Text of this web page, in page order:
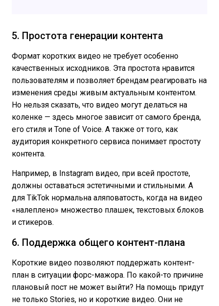
5. Простота генерации контента
Формат коротких видео не требует особенно
качественных исходников. Эта простота нравится
пользователям и позволяет брендам реагировать на
изменения среды живым актуальным контентом.
Но нельзя сказать, что видео могут делаться на
коленке — здесь многое зависит от самого бренда,
его стиля и Tone of Voice. А также от того, как
аудитория конкретного сервиса понимает простоту
контента.
Например, в Instagram видео, при всей простоте,
должны оставаться эстетичными и стильными. А
для TikTok нормальна аляповатость, когда на видео
«налеплено» множество плашек, текстовых блоков
и стикеров.
6. Поддержка общего контент-плана
Короткие видео позволяют поддержать контент-
план в ситуации форс-мажора. По какой-то причине
плановый пост не может выйти? На помощь придут
не только Stories, но и короткие видео. Они не